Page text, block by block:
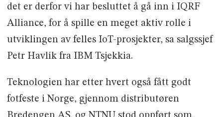
det er derfor vi har besluttet å gå inn i IQRF
Alliance, for å spille en meget aktiv rolle i
utviklingen av felles IoT-prosjekter, sa salgssjef
Petr Havlík fra IBM Tsjekkia.
Teknologien har etter hvert også fått godt
fotfeste i Norge, gjennom distributøren